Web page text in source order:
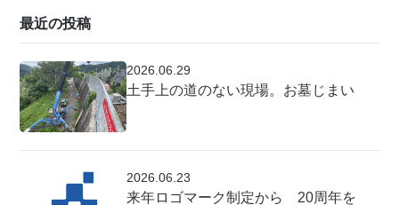
最近の投稿
2026.06.29
土手上の道のない現場。お墓じまい
2026.06.23
来年ロゴマーク制定から 20周年を